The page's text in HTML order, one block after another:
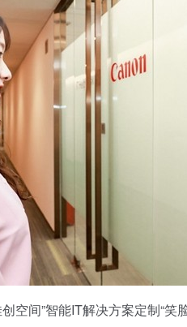
创空间”智能IT解决方案定制“笑